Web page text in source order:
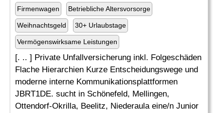
Firmenwagen Betriebliche Altersvorsorge
Weihnachtsgeld 30+ Urlaubstage
Vermögenswirksame Leistungen
[. .. ] Private Unfallversicherung inkl. Folgeschäden
Flache Hierarchien Kurze Entscheidungswege und
moderne interne Kommunikationsplattformen
JBRT1DE. sucht in Schönefeld, Mellingen,
Ottendorf-Okrilla, Beelitz, Niederaula eine/n Junior